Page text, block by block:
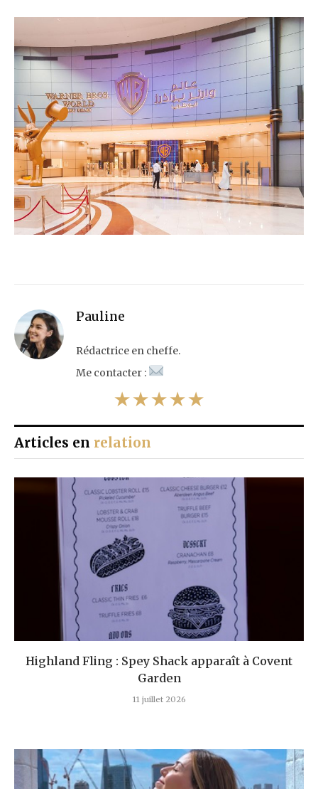
Pauline
Rédactrice en cheffe.
Me contacter :
★★★★★
Articles en relation
Highland Fling : Spey Shack apparaît à Covent
Garden
11 juillet 2026